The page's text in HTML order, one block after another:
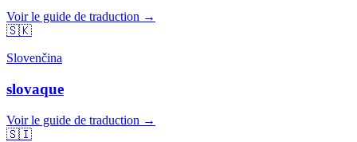
Voir le guide de traduction →
🇸🇰
Slovenčina
slovaque
Voir le guide de traduction →
🇸🇮